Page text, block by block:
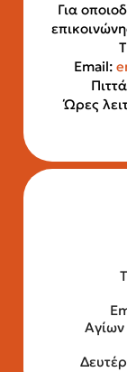
Για
Email:
Ώρες